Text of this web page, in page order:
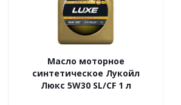
Масло моторное
синтетическое Лукойл
Люкс 5W30 SL/CF 1 л